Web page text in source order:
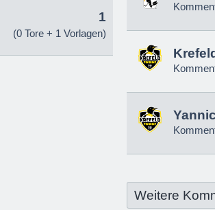
1
(0 Tore + 1 Vorlagen)
Weitere